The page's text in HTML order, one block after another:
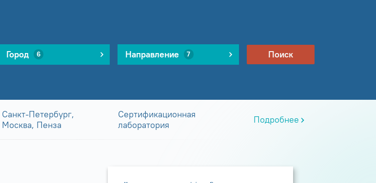
Город 6 Направление 7 Поиск
Санкт-Петербург,
Москва, Пенза
Сертификационная
лаборатория
Подробнее